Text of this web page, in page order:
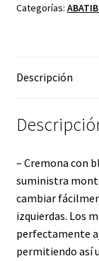
Categorías:
Descripción
– Cremona con
suministra
cambiar
izquierdas. Los
perfectamente
permitiendo así